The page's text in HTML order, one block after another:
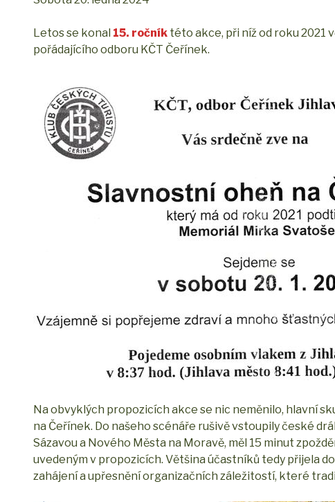
Letos se konal 15. ročník této akce, při níž od roku 2021
pořádajícího odboru KČT Čeřínek.
Na obvyklých propozicích akce se nic neměnilo, hlavní
na Čeřínek. Do našeho scénáře rušivě vstoupily české
Sázavou a Nového Města na Moravě, měl 15 minut
uvedeným v propozicích. Většina účastníků tedy přijela
zahájení a upřesnění organizačních záležitostí, které